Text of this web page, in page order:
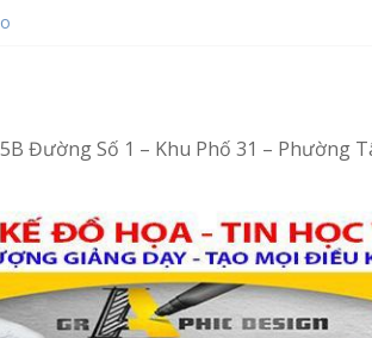
– Vi tính văn phòng cấp tốc
– Tin học văn phòng cấp tốc
Đường Số 1 – Khu Phố 31 – Phường